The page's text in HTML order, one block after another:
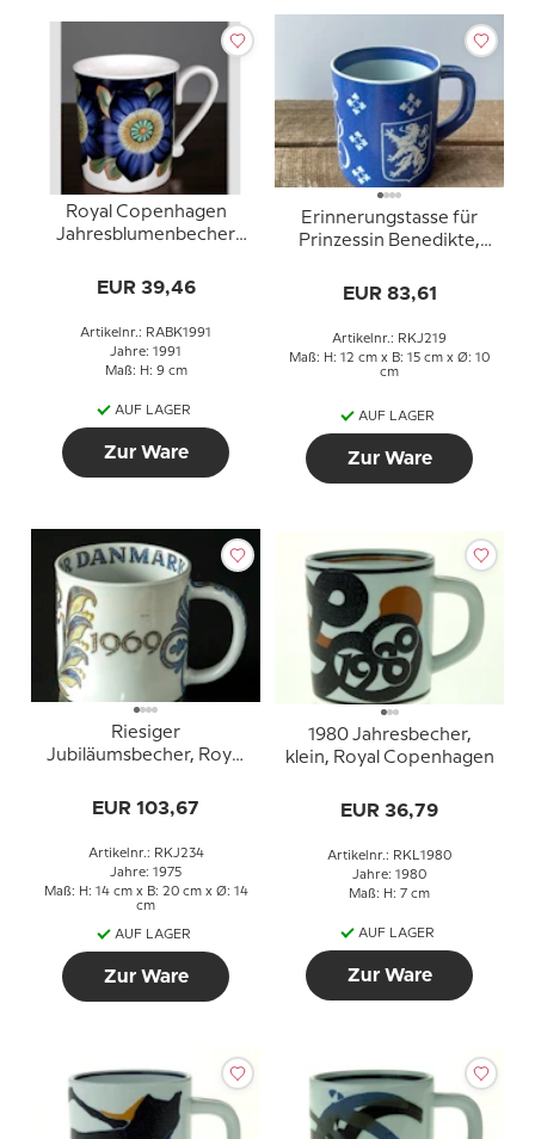
Royal Copenhagen
Jahresblumenbecher
EUR 39,46
Artikelnr.: RABK1991
Jahre: 1991
Maß: H: 9 cm
AUF LAGER
Zur Ware
Erinnerungstasse für
Prinzessin Benedikte,
EUR 83,61
Artikelnr.: RKJ219
Maß: H: 12 cm x B: 15 cm x Ø: 10
cm
AUF LAGER
Zur Ware
Riesiger
Jubiläumsbecher, Royal
Christian D. 9. jub. - Mit
Gerechtigkeit
EUR 103,67
Artikelnr.: RKJ234
Jahre: 1975
Maß: H: 14 cm x B: 20 cm x Ø: 14
cm
AUF LAGER
Zur Ware
1980 Jahresbecher,
klein, Royal Copenhagen
EUR 36,79
Artikelnr.: RKL1980
Jahre: 1980
Maß: H: 7 cm
AUF LAGER
Zur Ware